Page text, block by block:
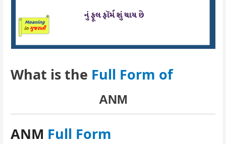
What is the Full Form of
ANM
ANM Full Form